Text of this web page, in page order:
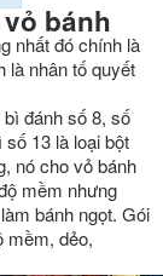
bánh
nhất đó chính là
là nhân tố quyết
đánh số 8, số
13 là loại bột
nó cho vỏ bánh
mềm nhưng
bánh ngọt. Gói
mềm, dẻo,